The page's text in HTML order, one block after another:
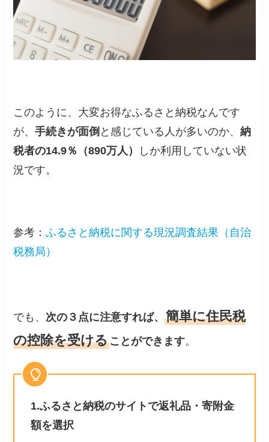
このように、大変お得なふるさと納税なんです
が、手続きが面倒 と感じている人が多いのか、納
税者の14.9％（890万人）
しか利用していない状
況です。
参考：ふるさと納税に関する現況調査結果（自治
税務局）
でも、 次の３点に注意すれば、簡単に住民税
の控除を受けることができます。
1.ふるさと納税のサイトで返礼品・寄附金
額を選択